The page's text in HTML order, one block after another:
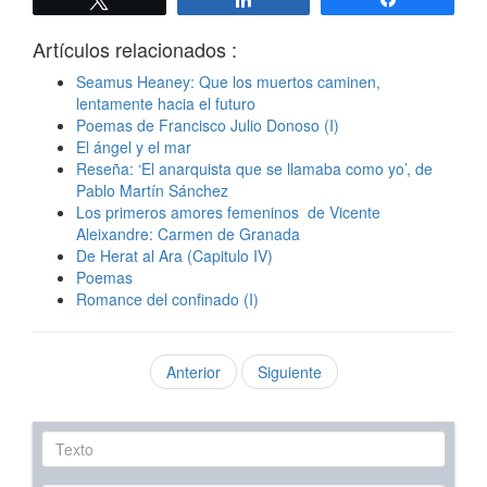
Artículos relacionados :
Seamus Heaney: Que los muertos caminen,
lentamente hacia el futuro
Poemas de Francisco Julio Donoso (I)
El ángel y el mar
Reseña: ‘El anarquista que se llamaba como yo’, de
Pablo Martín Sánchez
Los primeros amores femeninos de Vicente
Aleixandre: Carmen de Granada
De Herat al Ara (Capitulo IV)
Poemas
Romance del confinado (I)
Anterior Siguiente
Texto